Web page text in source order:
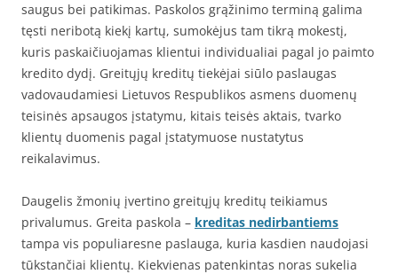
saugus bei patikimas. Paskolos grąžinimo terminą galima
tęsti neribotą kiekį kartų, sumokėjus tam tikrą mokestį,
kuris paskaičiuojamas klientui individualiai pagal jo paimto
kredito dydį. Greitųjų kreditų tiekėjai siūlo paslaugas
vadovaudamiesi Lietuvos Respublikos asmens duomenų
teisinės apsaugos įstatymu, kitais teisės aktais, tvarko
klientų duomenis pagal įstatymuose nustatytus
reikalavimus.
Daugelis žmonių įvertino greitųjų kreditų teikiamus
privalumus. Greita paskola – kreditas nedirbantiems
tampa vis populiaresne paslauga, kuria kasdien naudojasi
tūkstančiai klientų. Kiekvienas patenkintas noras sukelia